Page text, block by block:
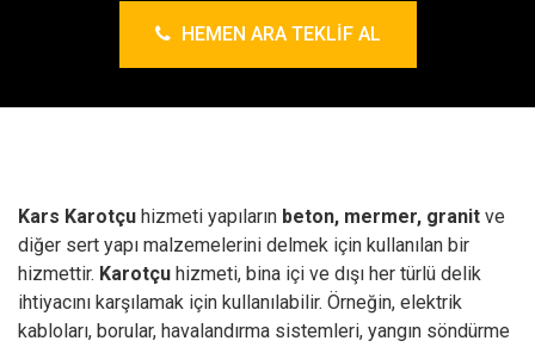
HEMEN ARA TEKLIF AL
Kars Karotçu hizmeti yapıların beton, mermer, granit ve
diğer sert yapı malzemelerini delmek için kullanılan bir
hizmettir. Karotçu hizmeti, bina içi ve dışı her türlü delik
ihtiyacını karşılamak için kullanılabilir. Örneğin, elektrik
kabloları, borular, havalandırma sistemleri, yangın söndürme